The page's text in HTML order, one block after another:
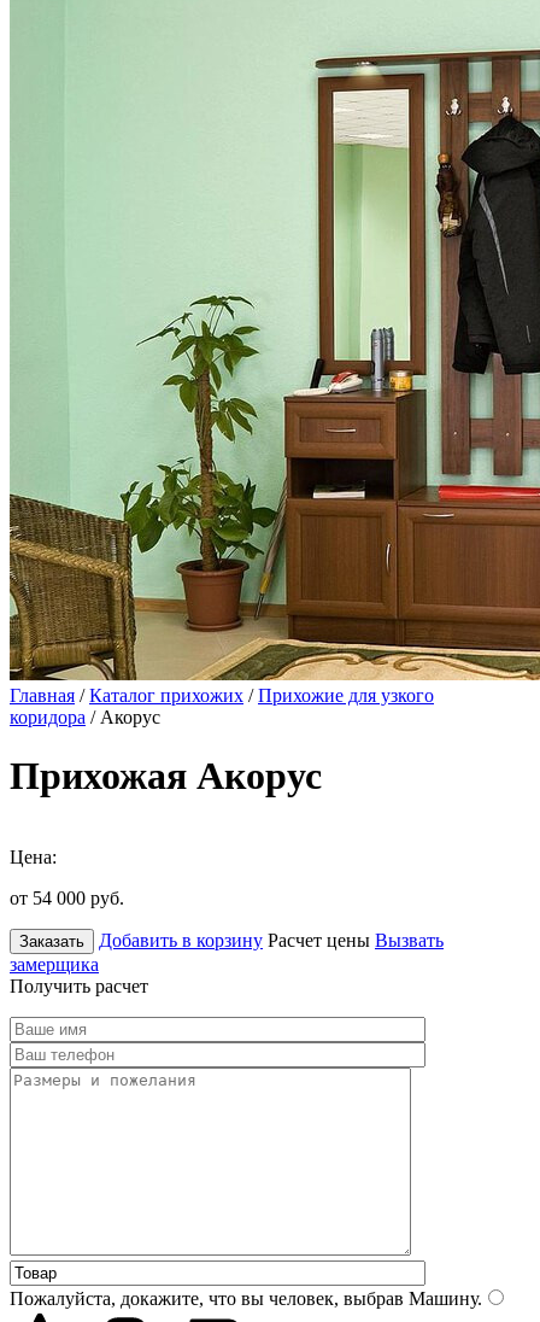
Главная /Каталог прихожих /Прихожие для узкого
коридора / Акорус
Прихожая Акорус
Цена:
от 54 000 руб.
Заказать Добавить в корзину Расчет цены Вызвать
замерщика
Получить расчет
Пожалуйста, докажите, что вы человек, выбрав Машину.